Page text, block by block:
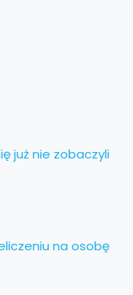
już nie zobaczyli
na osobę